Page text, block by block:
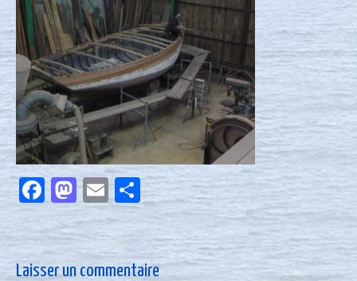
Nous contacter
Actualités
Facebook
Mastodon
EmailPartager
Laisser un commentaire